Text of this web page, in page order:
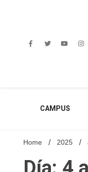
CAMPUS
Home 2025